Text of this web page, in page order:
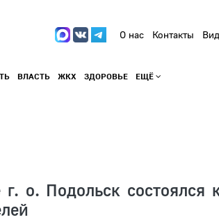
О нас Контакты
ВЛАСТЬ ЖКХ ЗДОРОВЬЕ ЕЩЁ
о. Подольск состоялся